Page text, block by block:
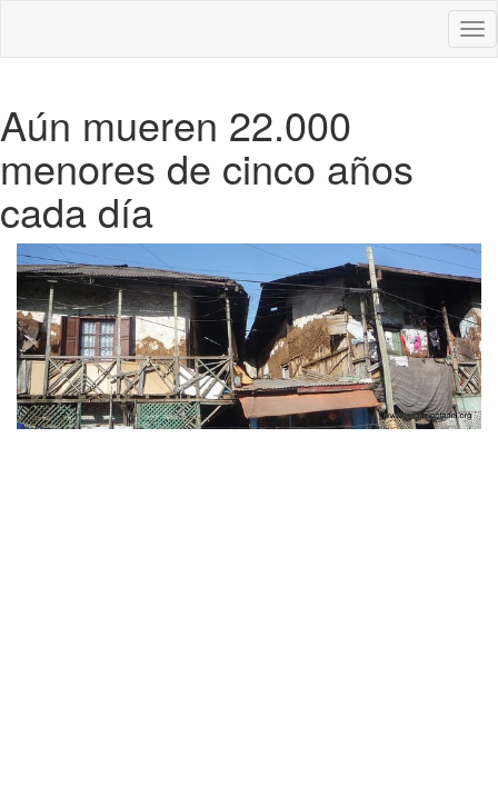
Aún mueren 22.000
menores de cinco años
cada día